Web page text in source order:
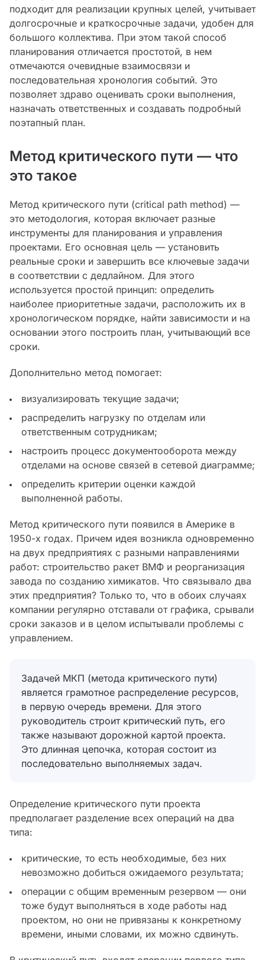
подходит для реализации крупных целей, учитывает
долгосрочные и краткосрочные задачи, удобен для
большого коллектива. При этом такой способ
планирования отличается простотой, в нем
отмечаются очевидные взаимосвязи и
последовательная хронология событий. Это
позволяет здраво оценивать сроки выполнения,
назначать ответственных и создавать подробный
поэтапный план.
Метод критического пути — что
это такое
Метод критического пути (critical path method) —
это методология, которая включает разные
инструменты для планирования и управления
проектами. Его основная цель — установить
реальные сроки и завершить все ключевые задачи
в соответствии с дедлайном. Для этого
используется простой принцип: определить
наиболее приоритетные задачи, расположить их в
хронологическом порядке, найти зависимости и на
основании этого построить план, учитывающий все
сроки.
Дополнительно метод помогает:
визуализировать текущие задачи;
распределить нагрузку по отделам или
ответственным сотрудникам;
настроить процесс документооборота между
отделами на основе связей в сетевой диаграмме;
определить критерии оценки каждой
выполненной работы.
Метод критического пути появился в Америке в
1950-х годах. Причем идея возникла одновременно
на двух предприятиях с разными направлениями
работ: строительство ракет ВМФ и реорганизация
завода по созданию химикатов. Что связывало два
этих предприятия? Только то, что в обоих случаях
компании регулярно отставали от графика, срывали
сроки заказов и в целом испытывали проблемы с
управлением.
Задачей МКП (метода критического пути)
является грамотное распределение ресурсов,
в первую очередь времени. Для этого
руководитель строит критический путь, его
также называют дорожной картой проекта.
Это длинная цепочка, которая состоит из
последовательно выполняемых задач.
Определение критического пути проекта
предполагает разделение всех операций на два
типа:
критические, то есть необходимые, без них
невозможно добиться ожидаемого результата;
операции с общим временным резервом — они
тоже будут выполняться в ходе работы над
проектом, но они не привязаны к конкретному
времени, иными словами, их можно сдвинуть.